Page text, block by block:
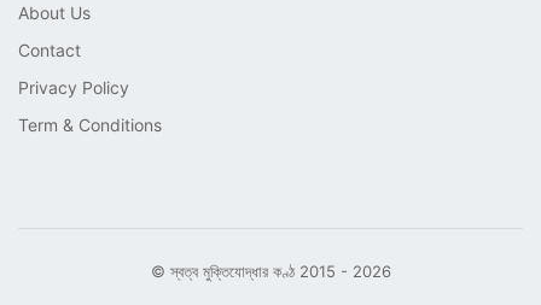
About Us
Contact
Privacy Policy
Term & Conditions
© স্বত্ব মুক্তিযোদ্ধার কণ্ঠ 2015 - 2026